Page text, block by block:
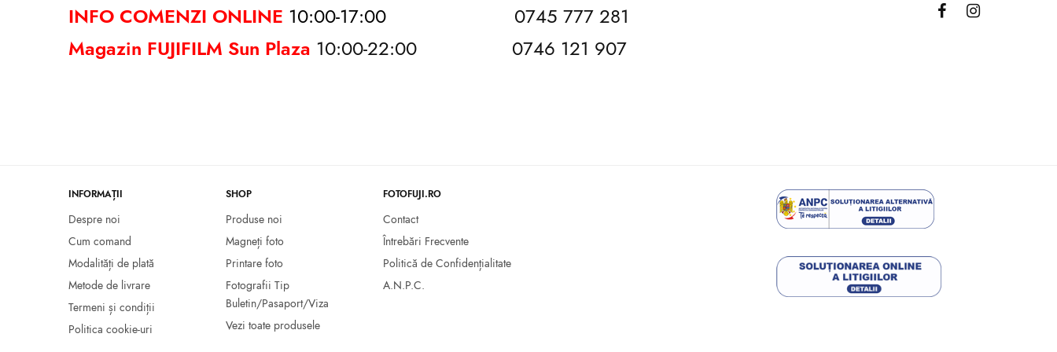
INFO COMENZI ONLINE 10:00-17:00
0745 777 281
Magazin FUJIFILM Sun Plaza 10:00-22:00 0746 121 907
INFORMAȚII
Despre noi
Cum comand
Modalități de plată
Metode de livrare
Termeni și condiții
Politica cookie-uri
SHOP
Produse noi
Magneți foto
Printare foto
Fotografii Tip
Buletin/Pasaport/Viza
Vezi toate produsele
FOTOFUJI.RO
Contact
Întrebări Frecvente
Politică de Confidențialitate
A.N.P.C.